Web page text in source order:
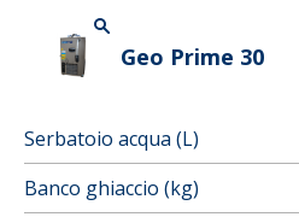
Geo Prime 30
Serbatoio acqua (L)
Banco ghiaccio (kg)